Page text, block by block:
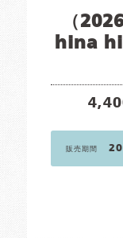
（
hina
販売期間